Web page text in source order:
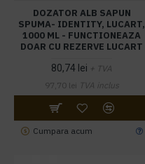
DOZATOR ALB SAPUN
SPUMA- IDENTITY, LUCART,
1000 ML - FUNCTIONEAZA
DOAR CU REZERVE LUCART
80,74 lei + TVA
97,70 lei TVA inclus
Cumpara acum